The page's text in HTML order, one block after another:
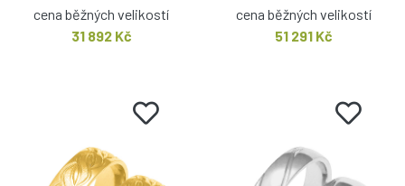
cena běžných velikostí
31 892 Kč
cena běžných velikostí
51 291 Kč